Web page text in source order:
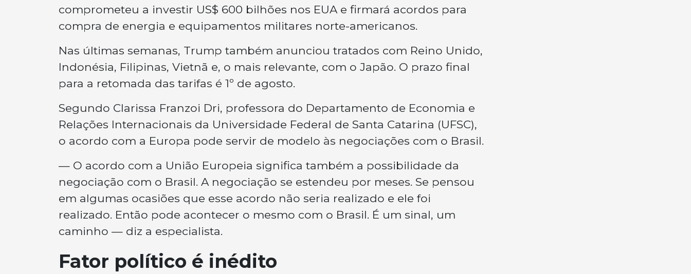
comprometeu a investir US$ 600 bilhões nos EUA e firmará acordos para
compra de energia e equipamentos militares norte-americanos.
Nas últimas semanas, Trump também anunciou tratados com Reino Unido,
Indonésia, Filipinas, Vietnã e, o mais relevante, com o Japão. O prazo final
para a retomada das tarifas é 1º de agosto.
Segundo Clarissa Franzoi Dri, professora do Departamento de Economia e
Relações Internacionais da Universidade Federal de Santa Catarina (UFSC),
o acordo com a Europa pode servir de modelo às negociações com o Brasil.
— O acordo com a União Europeia significa também a possibilidade da
negociação com o Brasil. A negociação se estendeu por meses. Se pensou
em algumas ocasiões que esse acordo não seria realizado e ele foi
realizado. Então pode acontecer o mesmo com o Brasil. É um sinal, um
caminho — diz a especialista.
Fator político é inédito